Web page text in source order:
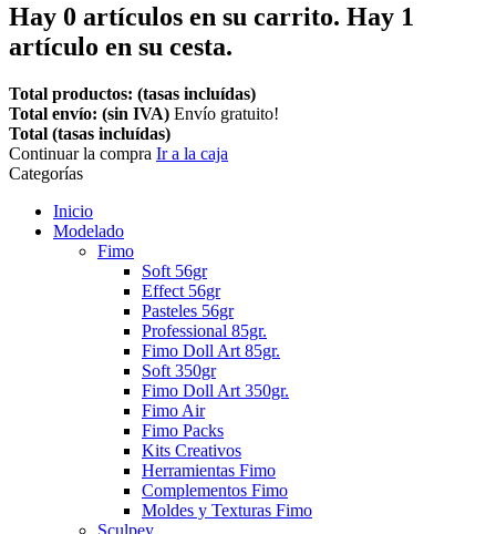
Hay 0 artículos en su carrito. Hay 1
artículo en su cesta.
Total productos: (tasas incluídas)
Total envío: (sin IVA) Envío gratuito!
Total (tasas incluídas)
Continuar la compra Ir a la caja
Categorías
Inicio
Modelado
Fimo
Soft 56gr
Effect 56gr
Pasteles 56gr
Professional 85gr.
Fimo Doll Art 85gr.
Soft 350gr
Fimo Doll Art 350gr.
Fimo Air
Fimo Packs
Kits Creativos
Herramientas Fimo
Complementos Fimo
Moldes y Texturas Fimo
Sculpey